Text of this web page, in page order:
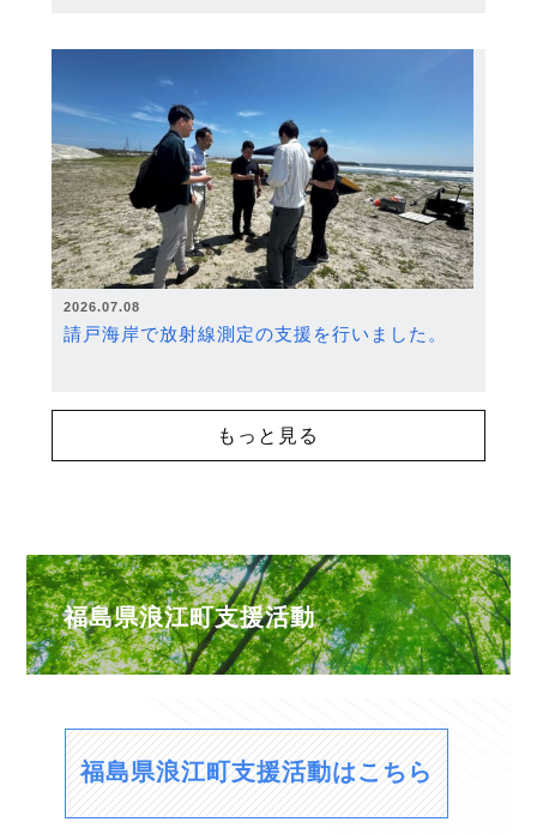
2026.07.08
請戸海岸で放射線測定の支援を行いました。
もっと見る
福島県浪江町支援活動
福島県浪江町支援活動はこちら